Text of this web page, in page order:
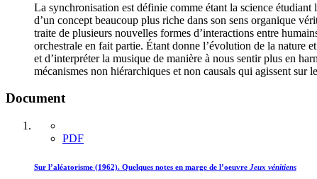
La synchronisation est définie comme étant la science
d’un concept beaucoup plus riche dans son sens organique
traite de plusieurs nouvelles formes d’interactions entre
orchestrale en fait partie. Étant donne l’évolution de la nature
et d’interpréter la musique de manière à nous sentir plus en
mécanismes non hiérarchiques et non causals qui agissent
Document
PDF
Sur l’aléatorisme (1962). Quelques notes en marge de l’oeuvre Jeux vénitiens